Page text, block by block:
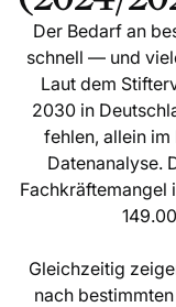
Der Bedarf an
schnell — und
Laut dem
2030 in
fehlen, allein
Datenanalyse.
Fachkräftemangel
Gleichzeitig
nach